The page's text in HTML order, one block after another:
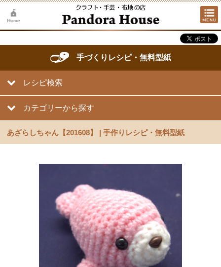
手づくりレシピ・無料型紙
レシピ検索
カテゴリーから探す
あざらしちゃん【201608】 | 手作りレシピ・無料型紙